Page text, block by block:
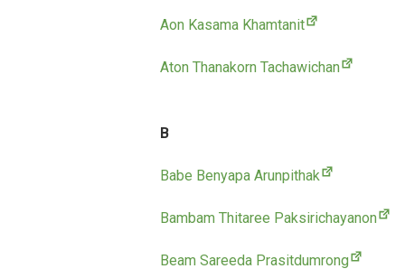
Aon Kasama Khamtanit
Aton Thanakorn Tachawichan
B
Babe Benyapa Arunpithak
Bambam Thitaree Paksirichayanon
Beam Sareeda Prasitdumrong